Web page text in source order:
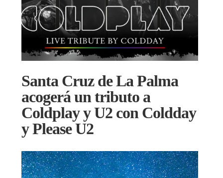
Santa Cruz de La Palma
acogerá un tributo a
Coldplay y U2 con Coldday
y Please U2